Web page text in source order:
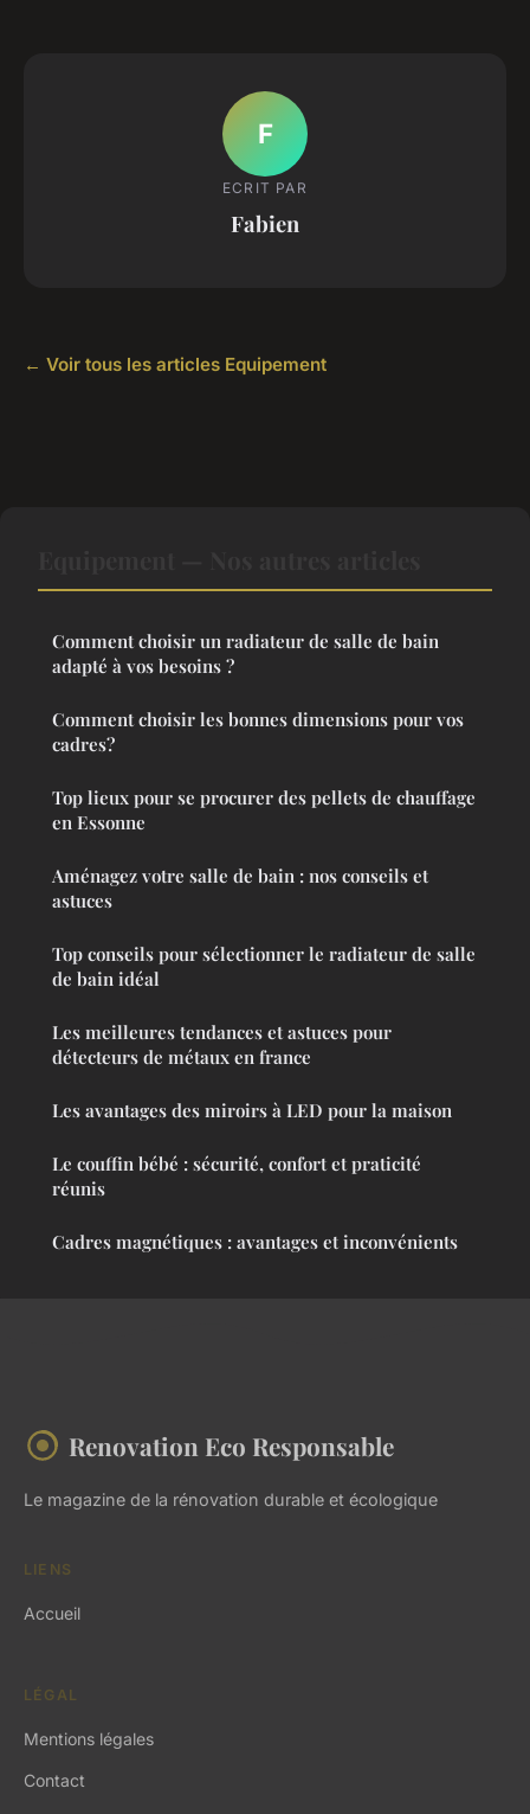
F
ECRIT PAR
Fabien
← Voir tous les articles Equipement
Comment choisir un radiateur de salle de bain
adapté à vos besoins ?
Comment choisir les bonnes dimensions pour vos
cadres?
Top lieux pour se procurer des pellets de chauffage
en Essonne
Aménagez votre salle de bain : nos conseils et
astuces
Top conseils pour sélectionner le radiateur de salle
de bain idéal
Les meilleures tendances et astuces pour
détecteurs de métaux en france
Les avantages des miroirs à LED pour la maison
Le couffin bébé : sécurité, confort et praticité
réunis
Cadres magnétiques : avantages et inconvénients
Renovation Eco Responsable
Le magazine de la rénovation durable et écologique
LIENS
Accueil
LÉGAL
Mentions légales
Contact